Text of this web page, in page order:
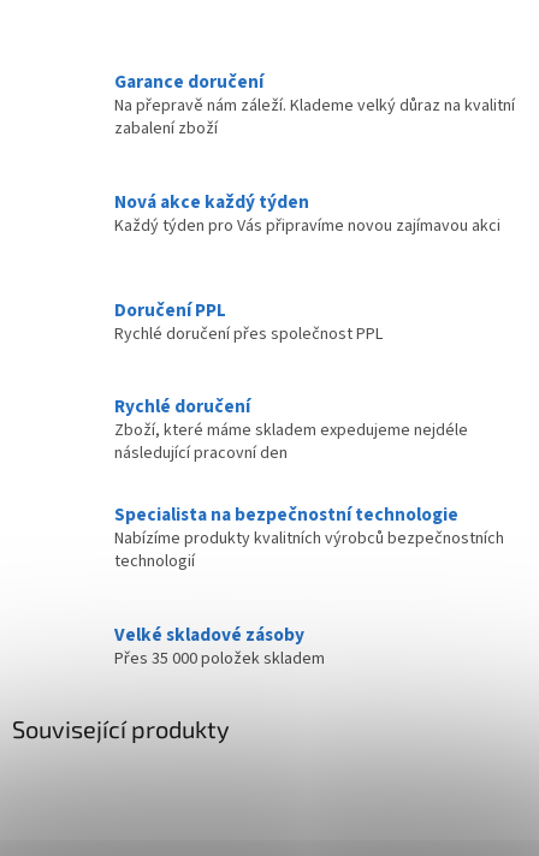
Garance doručení
Na přepravě nám záleží. Klademe velký důraz na kvalitní
zabalení zboží
Nová akce každý týden
Každý týden pro Vás připravíme novou zajímavou akci
Doručení PPL
Rychlé doručení přes společnost PPL
Rychlé doručení
Zboží, které máme skladem expedujeme nejdéle
následující pracovní den
Specialista na bezpečnostní technologie
Nabízíme produkty kvalitních výrobců bezpečnostních
technologií
Velké skladové zásoby
Přes 35 000 položek skladem
Související produkty